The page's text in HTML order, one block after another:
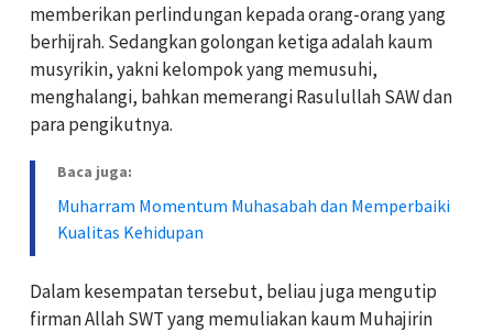
memberikan perlindungan kepada orang-orang yang
berhijrah. Sedangkan golongan ketiga adalah kaum
musyrikin, yakni kelompok yang memusuhi,
menghalangi, bahkan memerangi Rasulullah SAW dan
para pengikutnya.
Baca juga:
Muharram Momentum Muhasabah dan Memperbaiki
Kualitas Kehidupan
Dalam kesempatan tersebut, beliau juga mengutip
firman Allah SWT yang memuliakan kaum Muhajirin